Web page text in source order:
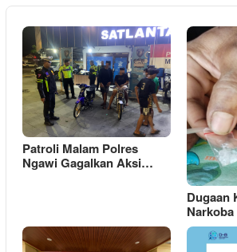
Patroli Malam Polres
Ngawi Gagalkan Aksi…
Dugaan